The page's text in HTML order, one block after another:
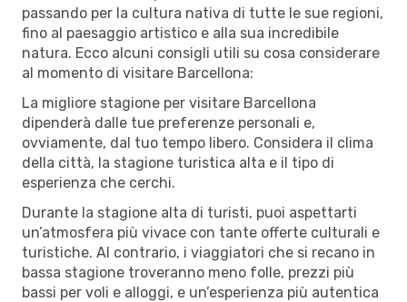
passando per la cultura nativa di tutte le sue regioni,
fino al paesaggio artistico e alla sua incredibile
natura. Ecco alcuni consigli utili su cosa considerare
al momento di visitare Barcellona:
La migliore stagione per visitare Barcellona
dipenderà dalle tue preferenze personali e,
ovviamente, dal tuo tempo libero. Considera il clima
della città, la stagione turistica alta e il tipo di
esperienza che cerchi.
Durante la stagione alta di turisti, puoi aspettarti
un’atmosfera più vivace con tante offerte culturali e
turistiche. Al contrario, i viaggiatori che si recano in
bassa stagione troveranno meno folle, prezzi più
bassi per voli e alloggi, e un’esperienza più autentica